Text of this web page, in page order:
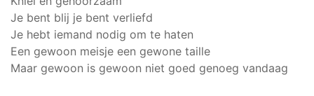
Je bent blij je bent verliefd
Je hebt iemand nodig om te haten
Een gewoon meisje een gewone taille
Maar gewoon is gewoon niet goed genoeg vandaag